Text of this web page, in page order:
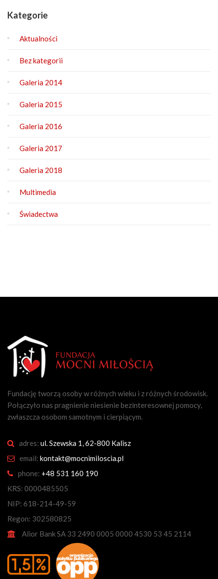
Kategorie
Aktualności
Bez kategorii
Galeria 2014
Galeria 2015
Galeria 2016
Galeria 2017
Galeria 2018
Multimedia
Świadectwa
Fundację tworzą osoby w różnych wieku i z różnych środowisk.
Połączyło nas pragnienie niesienie bezinteresownej pomocy,
zwłaszcza osobom samotnym i cierpiącym.
adres: ul. Szewska 1, 62-800 Kalisz
email: kontakt@mocnimiloscia.pl
phone: +48 531 160 190
KRS: 0000485505
NIP: 618-214-49-59
Regon: 302580825
Alior Bank SA 33 2490 0005 0000 4530 53 45 2114